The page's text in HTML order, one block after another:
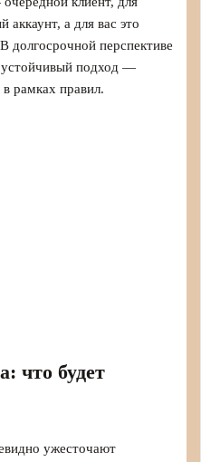
аккаунт, а для вас это
долгосрочной перспективе
устойчивый подход —
рамках правил.
что будет
ужесточают